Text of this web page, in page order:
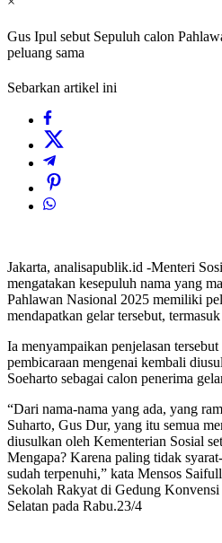
Gus Ipul sebut Sepuluh calon
peluang sama
Sebarkan artikel ini
Jakarta, analisapublik.id -Menteri
mengatakan kesepuluh nama yang
Pahlawan Nasional 2025 memiliki
mendapatkan gelar tersebut,
Ia menyampaikan penjelasan
pembicaraan mengenai kembali
Soeharto sebagai calon penerima
“Dari nama-nama yang ada, yang
Suharto, Gus Dur, yang itu semua
diusulkan oleh Kementerian Sosial
Mengapa? Karena paling tidak
sudah terpenuhi,” kata Mensos
Sekolah Rakyat di Gedung
Selatan pada Rabu.23/4